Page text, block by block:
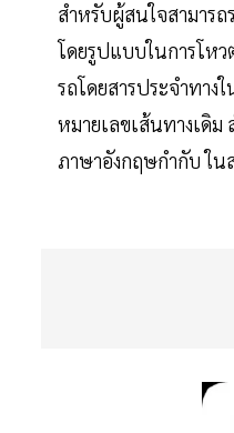
สำหรับผู้สนใจสามาร
โดยรูปแบบในการโห
รถโดยสารประจำทาง
หมายเลขเส้นทางเดิ
ภาษาอังกฤษกำกับ ใน